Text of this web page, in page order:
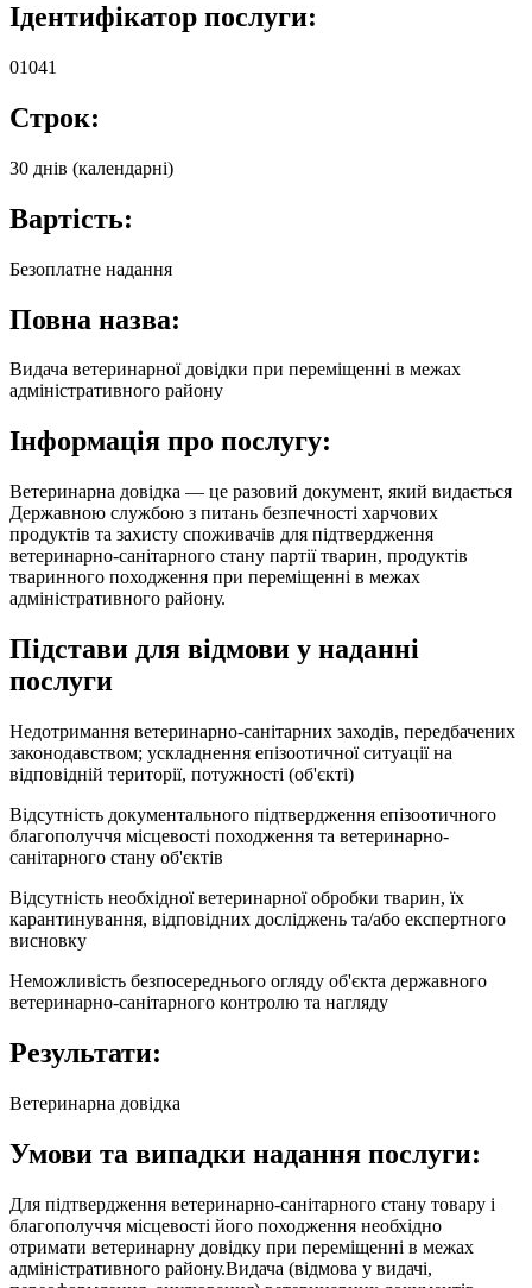
Ідентифікатор послуги:
01041
Строк:
30 днів (календарні)
Вартість:
Безоплатне надання
Повна назва:
Видача ветеринарної довідки при переміщенні в межах
адміністративного району
Інформація про послугу:
Ветеринарна довідка — це разовий документ, який видається
Державною службою з питань безпечності харчових
продуктів та захисту споживачів для підтвердження
ветеринарно-санітарного стану партії тварин, продуктів
тваринного походження при переміщенні в межах
адміністративного району.
Підстави для відмови у наданні
послуги
Недотримання ветеринарно-санітарних заходів, передбачених
законодавством; ускладнення епізоотичної ситуації на
відповідній території, потужності (об'єкті)
Відсутність документального підтвердження епізоотичного
благополуччя місцевості походження та ветеринарно-
санітарного стану об'єктів
Відсутність необхідної ветеринарної обробки тварин, їх
карантинування, відповідних досліджень та/або експертного
висновку
Неможливість безпосереднього огляду об'єкта державного
ветеринарно-санітарного контролю та нагляду
Результати:
Ветеринарна довідка
Умови та випадки надання послуги:
Для підтвердження ветеринарно-санітарного стану товару і
благополуччя місцевості його походження необхідно
отримати ветеринарну довідку при переміщенні в межах
адміністративного району.Видача (відмова у видачі,